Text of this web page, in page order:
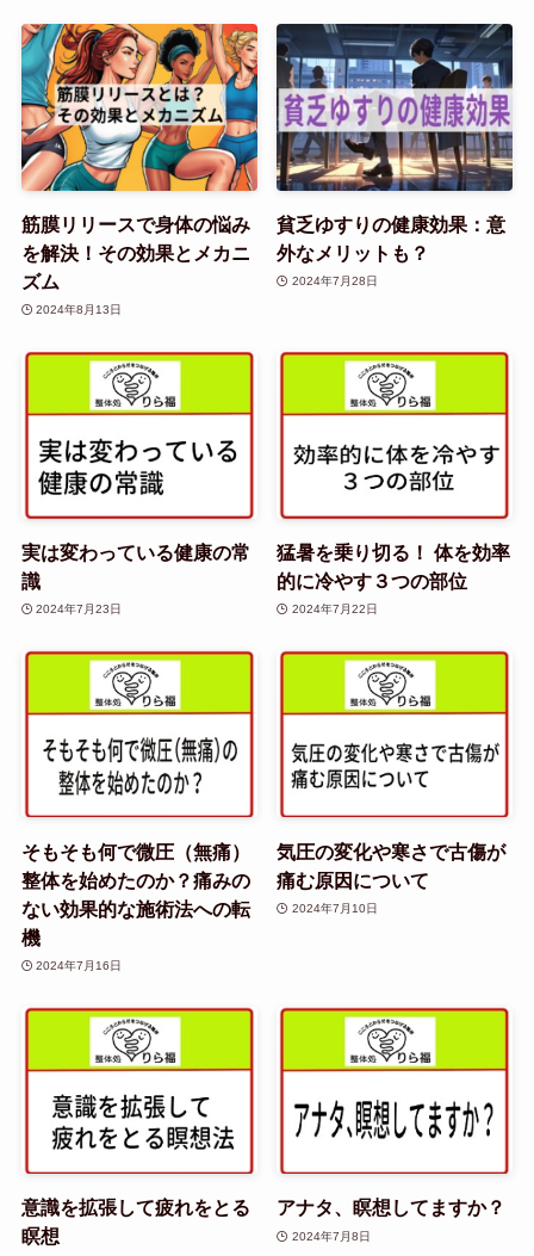
筋膜リリースで身体の悩み
を解決！その効果とメカニ
ズム
2024年8月13日
貧乏ゆすりの健康効果：意
外なメリットも？
2024年7月28日
実は変わっている健康の常
識
2024年7月23日
猛暑を乗り切る！ 体を効率
的に冷やす３つの部位
2024年7月22日
そもそも何で微圧（無痛）
整体を始めたのか？痛みの
ない効果的な施術法への転
機
2024年7月16日
気圧の変化や寒さで古傷が
痛む原因について
2024年7月10日
意識を拡張して疲れをとる
瞑想
アナタ、瞑想してますか？
2024年7月8日